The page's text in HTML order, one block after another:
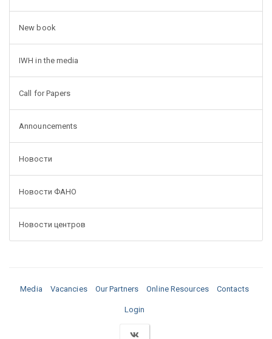
New book
IWH in the media
Call for Papers
Announcements
Новости
Новости ФАНО
Новости центров
Media Vacancies Our Partners Online Resources Contacts
Login